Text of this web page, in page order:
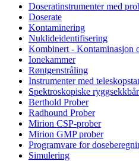
Doseratinstrumenter med
Doserate
Kontaminering
Nuklideidentifisering
Kombinert - Kontaminasjon
Ionekammer
Røntgenstråling
Instrumenter med
Spektroskopiske
Berthold Prober
Radhound Prober
Mirion CSP-prober
Mirion GMP prober
Programvare for
Simulering